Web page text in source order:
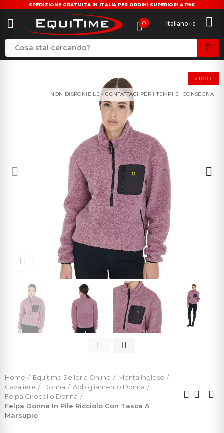
SPEDIZIONE GRATUITA IN ITALIA PER ORDINI SUPERIORI A 119€
0 Italiano
-21,00 €
NON DISPONIBILE - CONTATTACI PER I TEMPI DI CONSEGNA
Click to enlarge
Home Equitime Selleria Online
Monta Inglese
Cavaliere
Donna
Abbigliamento Donna
Felpa Girocollo Donna
Felpa Donna In Pile Ricciolo Con Tasca A
Marsupio